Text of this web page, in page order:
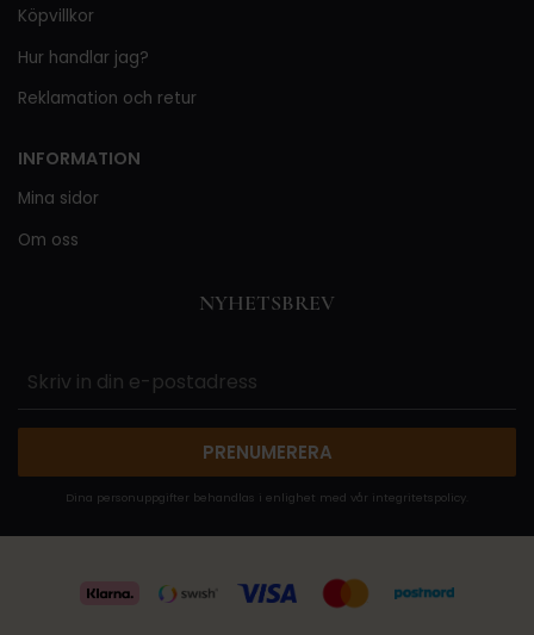
Köpvillkor
Hur handlar jag?
Reklamation och retur
INFORMATION
Mina sidor
Om oss
NYHETSBREV
PRENUMERERA
Dina personuppgifter behandlas i enlighet med vår integritetspolicy